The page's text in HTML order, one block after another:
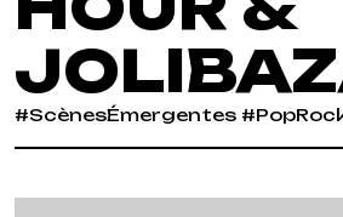
#ScènesÉmergentes